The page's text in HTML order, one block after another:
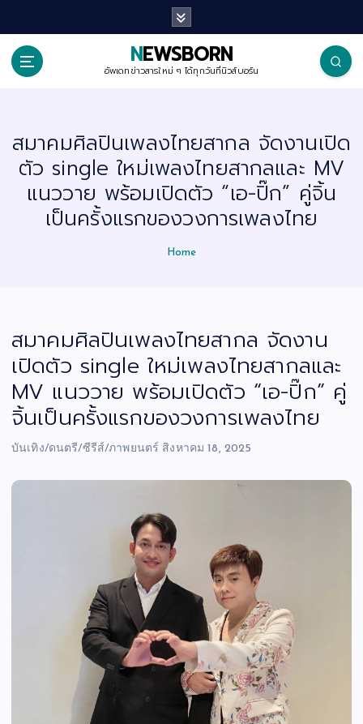
i
NEWSBORN
อัพเดทข่าวสารใหม่ ๆ ได้ทุกวันที่นิวส์บอร์น
สมาคมศิลปินเพลงไทยสากล จัดงานเปิด
ตัว single ใหม่เพลงไทยสากลและ MV
แนววาย พร้อมเปิดตัว “เอ-ปิ๊ก” คู่จิ้น
เป็นครั้งแรกของวงการเพลงไทย
Home
สมาคมศิลปินเพลงไทยสากล จัดงาน
เปิดตัว single ใหม่เพลงไทยสากลและ
MV แนววาย พร้อมเปิดตัว “เอ-ปิ๊ก” คู่
จิ้นเป็นครั้งแรกของวงการเพลงไทย
บันเทิง/ดนตรี/ซีรีส์/ภาพยนตร์ สิงหาคม 18, 2025